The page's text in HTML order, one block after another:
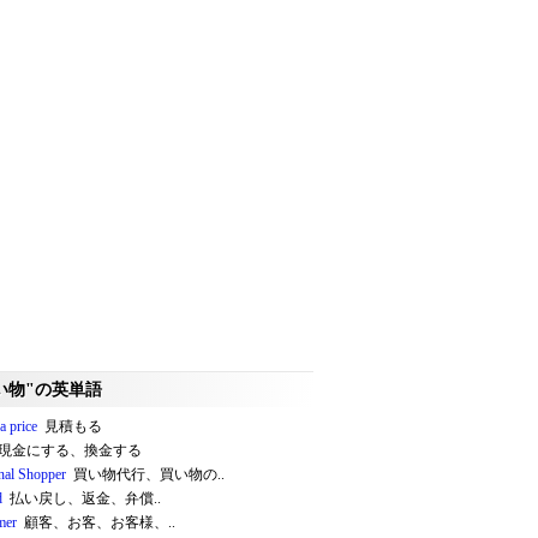
物"の英単語
price 見積もる
金にする、換金する
Shopper 買い物代行、買い物の..
払い戻し、返金、弁償..
顧客、お客、お客様、..